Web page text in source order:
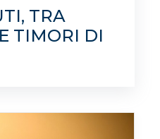
TRA
TIMORI DI